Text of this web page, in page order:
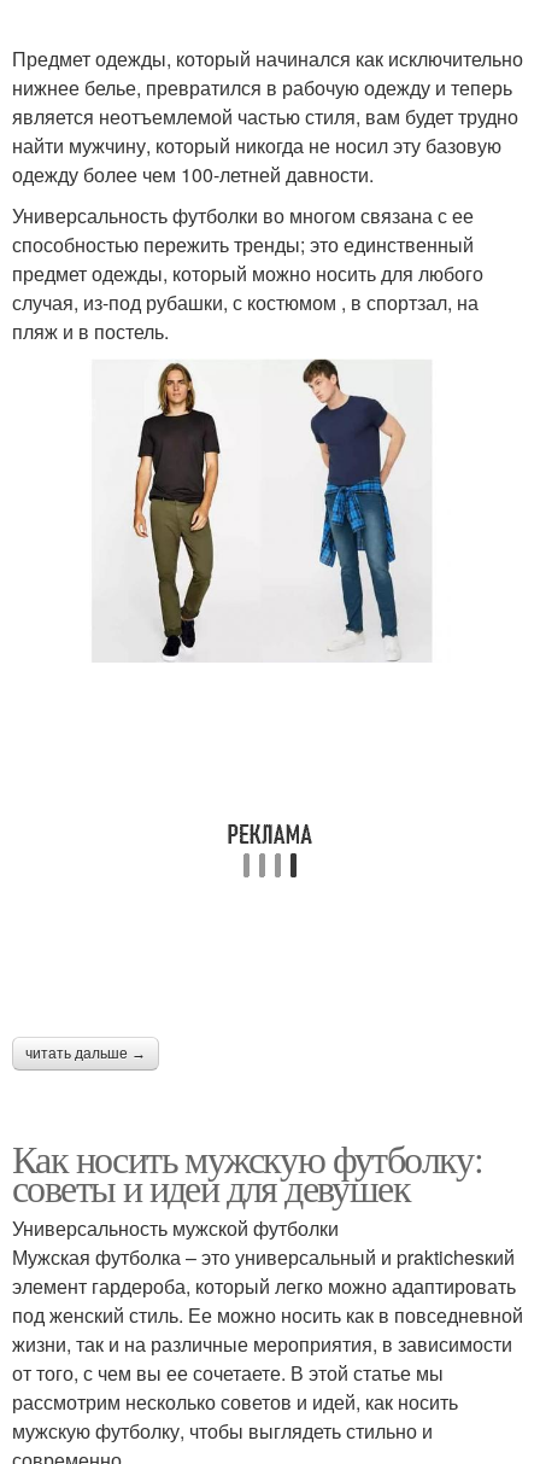
Предмет одежды, который начинался как исключительно
нижнее белье, превратился в рабочую одежду и теперь
является неотъемлемой частью стиля, вам будет трудно
найти мужчину, который никогда не носил эту базовую
одежду более чем 100-летней давности.
Универсальность футболки во многом связана с ее
способностью пережить тренды; это единственный
предмет одежды, который можно носить для любого
случая, из-под рубашки, с костюмом , в спортзал, на
пляж и в постель.
читать дальше →
Как носить мужскую футболку:
советы и идеи для девушек
Универсальность мужской футболки
Мужская футболка – это универсальный и praktichesкий
элемент гардероба, который легко можно адаптировать
под женский стиль. Ее можно носить как в повседневной
жизни, так и на различные мероприятия, в зависимости
от того, с чем вы ее сочетаете. В этой статье мы
рассмотрим несколько советов и идей, как носить
мужскую футболку, чтобы выглядеть стильно и